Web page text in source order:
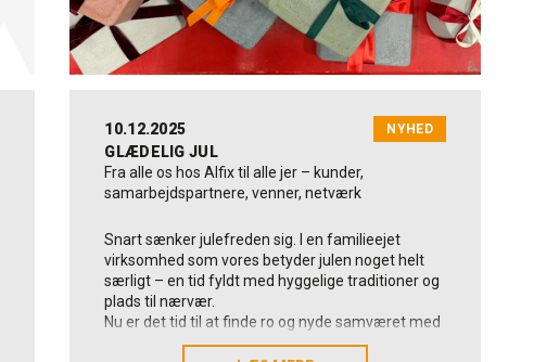
10.12.2025 NYHED
GLÆDELIG JUL
Fra alle os hos Alfix til alle jer – kunder,
samarbejdspartnere, venner, netværk
Snart sænker julefreden sig. I en familieejet
virksomhed som vores betyder julen noget helt
særligt – en tid fyldt med hyggelige traditioner og
plads til nærvær.
Nu er det tid til at finde ro og nyde samværet med
dem, vi holder af